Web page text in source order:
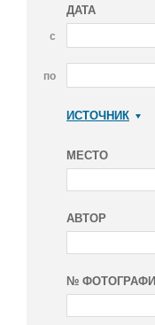
ДАТА
с
по
ИСТОЧНИК
МЕСТО
АВТОР
№